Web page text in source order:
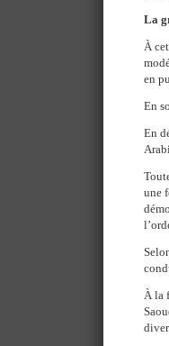
La
À
en
En
En
une
À la